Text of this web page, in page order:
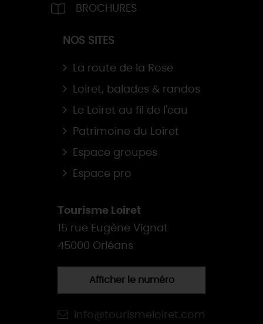
BROCHURES
NOS SITES
La route de la Rose
Loiret, balades & randos
Le Loiret au fil de l'eau
Patrimoine du Loiret
Espace groupes
Espace pro
Tourisme Loiret
15 rue Eugène Vignat
45000 Orléans
Afficher le numéro
info@tourismeloiret.com